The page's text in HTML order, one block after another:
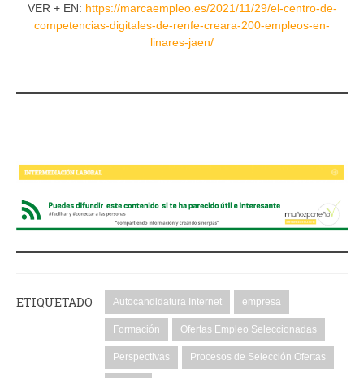
VER + EN: https://marcaempleo.es/2021/11/29/el-centro-de-
competencias-digitales-de-renfe-creara-200-empleos-en-
linares-jaen/
ETIQUETADO Autocandidatura Internet empresa
Formación Ofertas Empleo Seleccionadas
Perspectivas Procesos de Selección Ofertas